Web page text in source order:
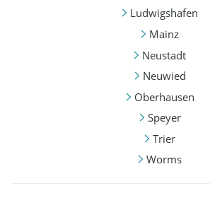
Ludwigshafen
Mainz
Neustadt
Neuwied
Oberhausen
Speyer
Trier
Worms